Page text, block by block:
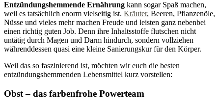
Entzündungshemmende Ernährung kann sogar Spaß machen,
weil es tatsächlich enorm vielseitig ist. Kräuter, Beeren, Pflanzenöle,
Nüsse und vieles mehr machen Freude und leisten ganz nebenbei
einen richtig guten Job. Denn ihre Inhaltsstoffe flutschen nicht
untätig durch Magen und Darm hindurch, sondern vollziehen
währenddessen quasi eine kleine Sanierungskur für den Körper.
Weil das so faszinierend ist, möchten wir euch die besten
entzündungshemmenden Lebensmittel kurz vorstellen:
Obst – das farbenfrohe Powerteam